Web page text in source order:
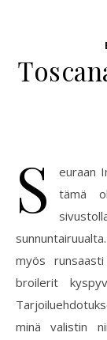
S
euraan
tämä
myös
broilerit
minä valistin